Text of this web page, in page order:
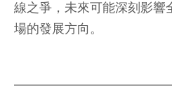
線之爭，未來可能深刻影響
場的發展方向。